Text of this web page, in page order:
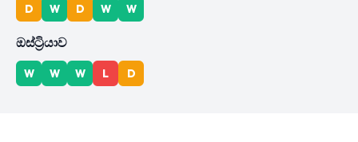
D W D W W
ඔස්ට්‍රියාව
W W W L D